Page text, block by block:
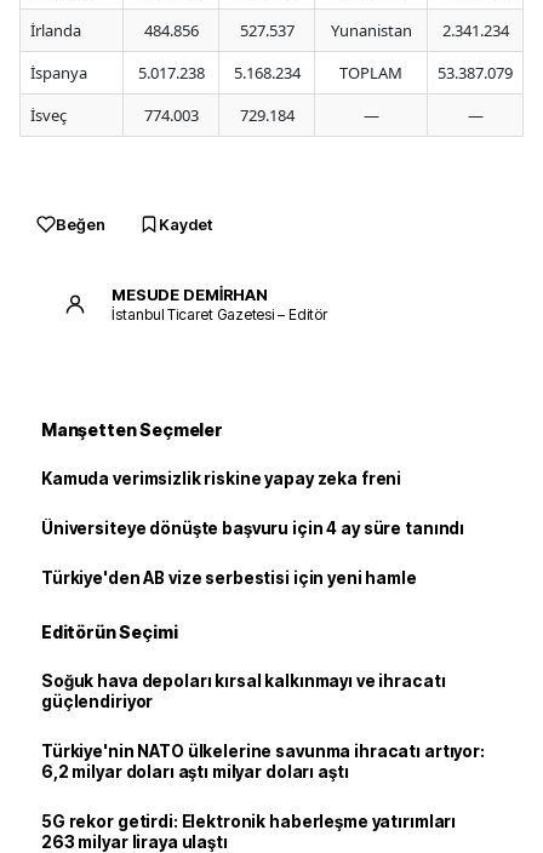
İrlanda
484.856 527.537 Yunanistan 2.341.234
İspanya
5.017.238 5.168.234 TOPLAM 53.387.079
İsveç
774.003 729.184 — —
Beğen Kaydet
MESUDE DEMİRHAN
İstanbul Ticaret Gazetesi – Editör
Manşetten Seçmeler
Kamuda verimsizlik riskine yapay zeka freni
Üniversiteye dönüşte başvuru için 4 ay süre tanındı
Türkiye'den AB vize serbestisi için yeni hamle
Editörün Seçimi
Soğuk hava depoları kırsal kalkınmayı ve ihracatı
güçlendiriyor
Türkiye'nin NATO ülkelerine savunma ihracatı artıyor:
6,2 milyar doları aştı milyar doları aştı
5G rekor getirdi: Elektronik haberleşme yatırımları
263 milyar liraya ulaştı